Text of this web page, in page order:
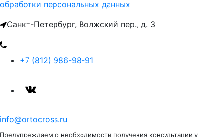
обработки персональных данных
Санкт-Петербург, Волжский пер., д. 3
+7 (812) 986-98-91
info@ortocross.ru
Предупреждаем о необходимости получения консультации у